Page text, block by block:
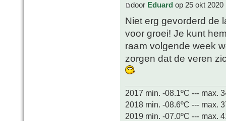
door Eduard op 25 okt 2020
Niet erg gevorderd de
voor groei! Je kunt
raam volgende week
zorgen dat de veren
2017 min. -08.1ºC --- max.
2018 min. -08.6ºC --- max.
2019 min. -07.0ºC --- max.